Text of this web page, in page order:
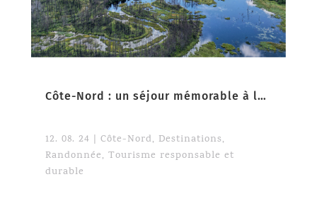
Côte-Nord : un séjour mémorable à la découverte de la culture autochtone
12. 08. 24 | Côte-Nord, Destinations,
Randonnée, Tourisme responsable et
durable